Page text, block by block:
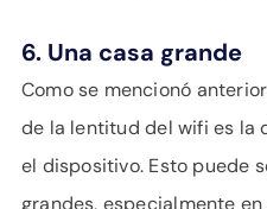
6. Una casa grande
Como se mencionó
de la lentitud del wifi es la
el dispositivo. Esto puede
grandes, especialmente